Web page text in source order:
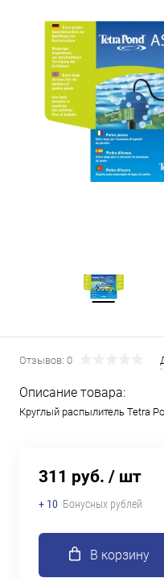
Отзывов: 0
Описание товара:
Круглый распылитель Tetra
311 руб. / шт
+ 10 Бонусных рублей
В корзину